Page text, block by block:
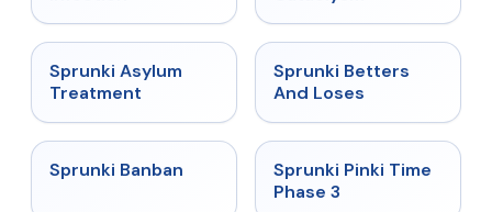
★
Sprunki Asylum
Treatment
★
Sprunki Betters
And Loses
★
Sprunki Banban ★ 4.9
Sprunki Pinki Time
Phase 3